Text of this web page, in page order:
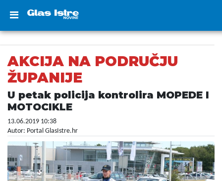
AKCIJA NA PODRUČJU
ŽUPANIJE
U petak policija kontrolira MOPEDE I
MOTOCIKLE
13.06.2019 10:38
Autor: Portal GlasIstre.hr